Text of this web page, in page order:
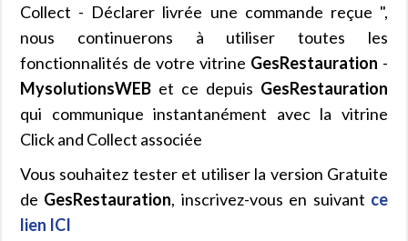
Collect - Déclarer livrée une commande reçue ",
nous continuerons à utiliser toutes les
fonctionnalités de votre vitrine GesRestauration -
MysolutionsWEB et ce depuis GesRestauration
qui communique instantanément avec la vitrine
Click and Collect associée
Vous souhaitez tester et utiliser la version Gratuite
de GesRestauration, inscrivez-vous en suivant ce
lien ICI